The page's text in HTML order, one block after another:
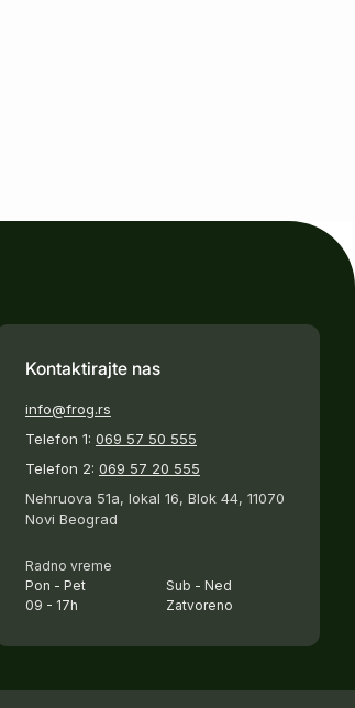
Kontaktirajte nas
info@frog.rs
Telefon 1: 069 57 50 555
Telefon 2: 069 57 20 555
Nehruova 51a, lokal 16, Blok 44, 11070
Novi Beograd
Radno vreme
Pon - Pet
09 - 17h
Sub - Ned
Zatvoreno